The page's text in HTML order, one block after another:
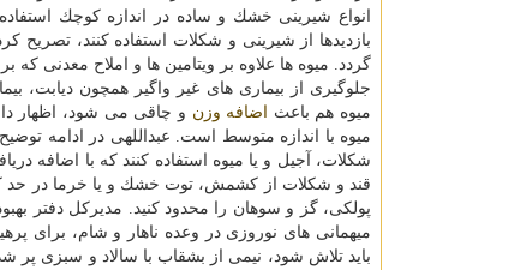
انواع شیرینی خشك و ساده در اندازه كوچك استفاده
بازدیدها از شیرینی و شكلات استفاده كنند،
گردد. میوه ها علاوه بر ویتامین ها و املاح معدنی كه
جلوگیری از بیماری های غیر واگیر همچون
میوه هم باعث
اضافه وزن
میوه با اندازه متوسط است. عبداللهی در ادامه
شكلات، آجیل و یا میوه استفاده كنند كه با اضافه
قند و شكلات از كشمش، توت خشك و یا خرما در حد
پولكی، گز و سوهان را محدود كنید. مدیركل دفتر
میهمانی های نوروزی در وعده ناهار و شام، برای
باید تلاش شود، نیمی از بشقاب با سالاد و سبزی